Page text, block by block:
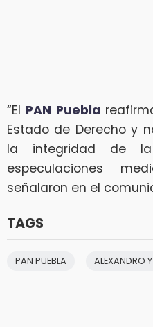
“El PAN Puebla
Estado de Derecho y
la integridad de la
especulaciones
señalaron en el
TAGS
PAN PUEBLA ALEXANDRO